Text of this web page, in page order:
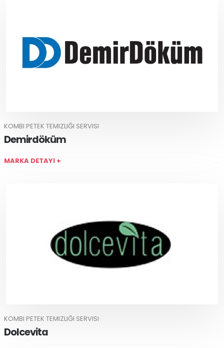
KOMBI PETEK TEMIZLIĞI SERVISI
Demirdöküm
MARKA DETAYI +
KOMBI PETEK TEMIZLIĞI SERVISI
Dolcevita